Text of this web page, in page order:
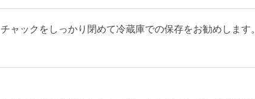
チャックをしっかり閉めて冷蔵庫での保存をお勧めします。